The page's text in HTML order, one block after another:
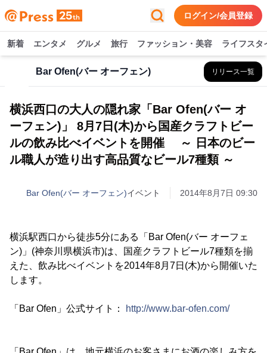
ログイン/会員登録
新着 エンタメ グルメ 旅行 ファッション・美容 ライフスタ
Bar Ofen(バー オーフェン) リリース一覧
横浜西口の大人の隠れ家「Bar Ofen(バー オ
ーフェン)」 8月7日(木)から国産クラフトビー
ルの飲み比べイベントを開催 ～ 日本のビー
ル職人が造り出す高品質なビール7種類 ～
Bar Ofen(バー オーフェン)イベント 2014年8月7日 09:30
横浜駅西口から徒歩5分にある「Bar Ofen(バー オーフェ
ン)」(神奈川県横浜市)は、国産クラフトビール7種類を揃
えた、飲み比べイベントを2014年8月7日(木)から開催いた
します。
「Bar Ofen」公式サイト： http://www.bar-ofen.com/